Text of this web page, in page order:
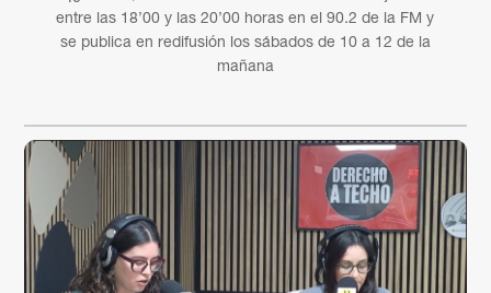
entre las 18’00 y las 20’00 horas en el 90.2 de la FM y
se publica en redifusión los sábados de 10 a 12 de la
mañana